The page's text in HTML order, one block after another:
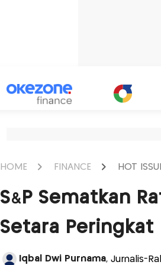
HOME FINANCE HOT
S&P Sematkan
Setara
Iqbal Dwi Purnama, Jurnalis-